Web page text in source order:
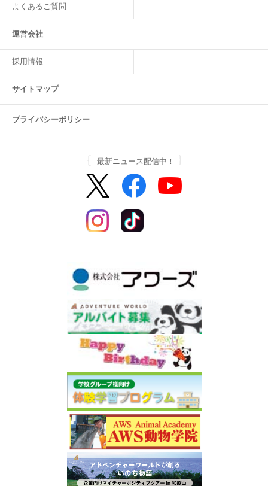
よくあるご質問
運営会社
採用情報
サイトマップ
プライバシーポリシー
最新ニュース配信中！